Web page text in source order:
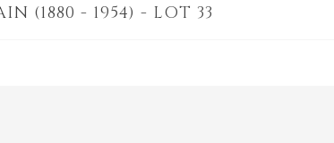
(1880 - 1954) - LOT 33